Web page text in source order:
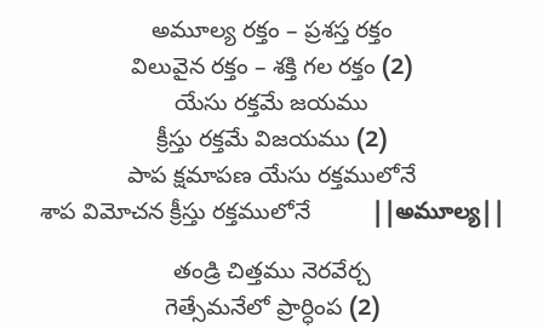
అమూల్య రక్తం – ప్రశస్త రక్తం
విలువైన రక్తం – శక్తి గల రక్తం (2)
యేసు రక్తమే జయము
క్రీస్తు రక్తమే విజయము (2)
పాప క్షమాపణ యేసు రక్తములోనే
శాప విమోచన క్రీస్తు రక్తములోనే
||అమూల్య||
తండ్రి చిత్తము నెరవేర్చ
గెత్సేమనేలో ప్రార్ధింప (2)